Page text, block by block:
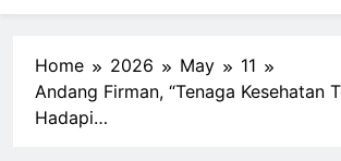
Home 2026 May
11
Andang Firman, “Tenaga Kesehatan
Hadapi…